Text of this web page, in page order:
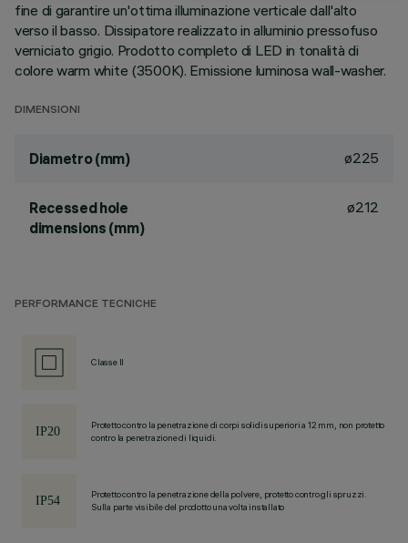
fine di garantire un'ottima illuminazione verticale dall'alto
verso il basso. Dissipatore realizzato in alluminio pressofuso
verniciato grigio. Prodotto completo di LED in tonalità di
colore warm white (3500K). Emissione luminosa wall-washer.
DIMENSIONI
Diametro (mm) ø225
Recessed hole
dimensions (mm)
ø212
PERFORMANCE TECNICHE
Classe II
Protetto contro la penetrazione di corpi solidi superiori a 12 mm, non protetto
contro la penetrazione di liquidi.
Protetto contro la penetrazione della polvere, protetto contro gli spruzzi.
Sulla parte visibile del prodotto una volta installato